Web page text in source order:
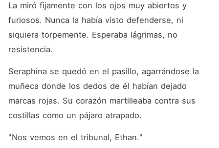
La miró fijamente con los ojos muy abiertos y
furiosos. Nunca la había visto defenderse, ni
siquiera torpemente. Esperaba lágrimas, no
resistencia.
Seraphina se quedó en el pasillo, agarrándose la
muñeca donde los dedos de él habían dejado
marcas rojas. Su corazón martilleaba contra sus
costillas como un pájaro atrapado.
"Nos vemos en el tribunal, Ethan."